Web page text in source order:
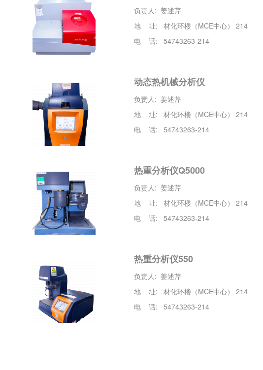
负责人: 姜述芹
地 址: 材化环楼（MCE中心） 214
电 话: 54743263-214
动态热机械分析仪
负责人: 姜述芹
地 址: 材化环楼（MCE中心） 214
电 话: 54743263-214
热重分析仪Q5000
负责人: 姜述芹
地 址: 材化环楼（MCE中心） 214
电 话: 54743263-214
热重分析仪550
负责人: 姜述芹
地 址: 材化环楼（MCE中心） 214
电 话: 54743263-214